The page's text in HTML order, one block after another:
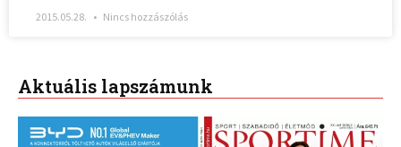
2015.05.28. Nincs hozzászólás
Aktuális lapszámunk